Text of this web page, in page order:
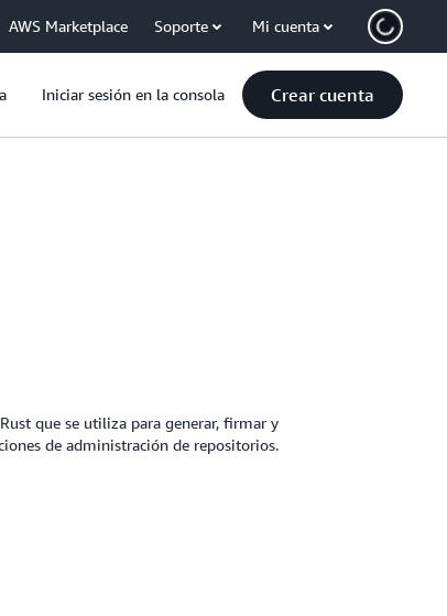
AWS Marketplace Soporte Mi cuenta
Iniciar sesión en la consola Crear cuenta
que se utiliza para generar, firmar y
de administración de repositorios.